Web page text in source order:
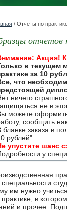
/ Отчеты по практике
отчетов
Акция!
в текущем
за 10
что
ничего
не в
можете оформить
сообщить
бланке заказа в
рублей"
упустите шанс
у
специальности
им нужно
практике, в
и прочее.